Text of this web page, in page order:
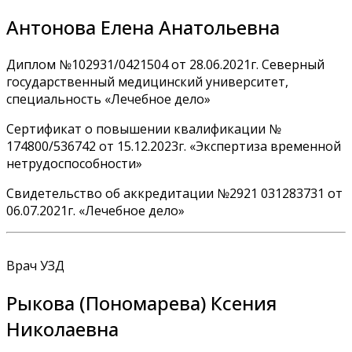
Антонова Елена Анатольевна
Диплом №102931/0421504 от 28.06.2021г. Северный
государственный медицинский университет,
специальность «Лечебное дело»
Сертификат о повышении квалификации №
174800/536742 от 15.12.2023г. «Экспертиза временной
нетрудоспособности»
Свидетельство об аккредитации №2921 031283731 от
06.07.2021г. «Лечебное дело»
Врач УЗД
Рыкова (Пономарева) Ксения
Николаевна